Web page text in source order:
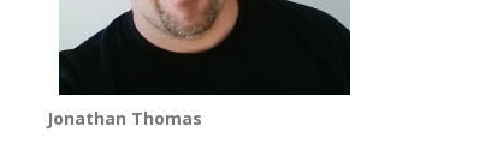
Jonathan Thomas